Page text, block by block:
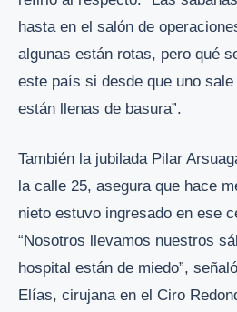
hasta en el salón de
algunas están rotas, pero qué
este país si desde que uno
están llenas de basura”.
También la jubilada Pilar
la calle 25, asegura que hace
nieto estuvo ingresado en ese
“Nosotros llevamos nuestros
hospital están de miedo”,
Elías, cirujana en el Ciro